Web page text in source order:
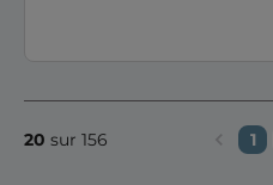
1
20 sur 156